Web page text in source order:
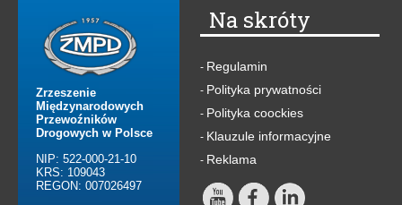
Zrzeszenie
Międzynarodowych
Przewoźników
Drogowych w Polsce
NIP: 522-000-21-10
KRS: 109043
REGON: 007026497
Na skróty
- Regulamin
- Polityka prywatności
- Polityka coockies
- Klauzule informacyjne
- Reklama